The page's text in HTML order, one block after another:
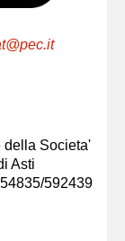
della Societa'
Asti
592439